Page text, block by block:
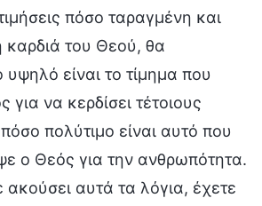
πόσο ταραγμένη και
καρδιά του Θεού, θα
υψηλό είναι το τίμημα που
να κερδίσει τέτοιους
πολύτιμο είναι αυτό που
ο Θεός για την ανθρωπότητα.
αυτά τα λόγια, έχετε